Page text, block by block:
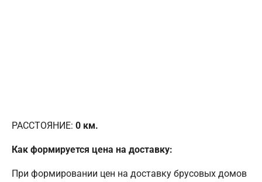
РАССТОЯНИЕ: 0 км.
Как формируется цена на доставку:
При формировании цен на доставку брусовых домов